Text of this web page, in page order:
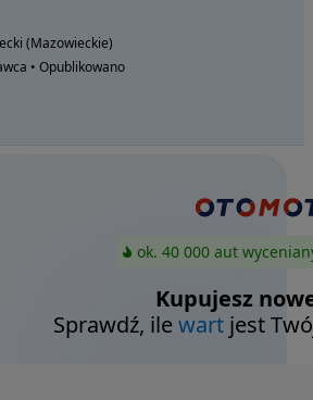
(Mazowieckie)
• Opublikowano
ok. 40 000 aut
Kupujesz
Sprawdź, ilewart jest